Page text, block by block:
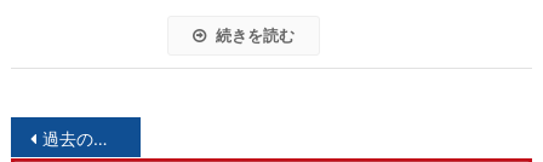
続きを読む
投過去の投稿